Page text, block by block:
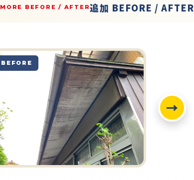
MORE BEFORE / AFTER追加 BEFORE / AFTER
BEFORE
→